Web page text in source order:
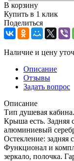
В корзину
Купить в 1 клик
Поделиться
Наличие и цену
Описание
Отзывы
Задать вопрос
Описание
Тип душевая
Крыша есть. Задняя
алюминиевый
Остекление: задняя
Функционал и
зеркало, полочка.